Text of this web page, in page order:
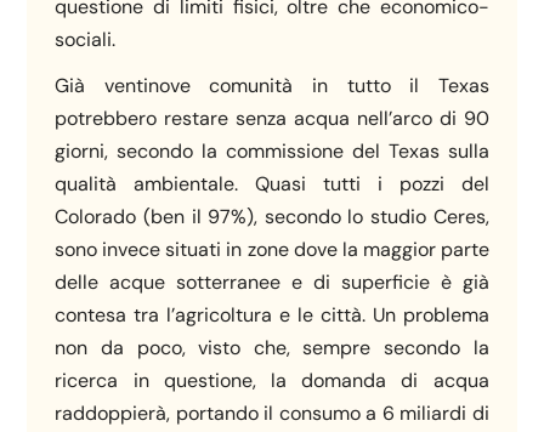
questione di limiti fisici, oltre che economico-
sociali.
Già ventinove comunità in tutto il Texas
potrebbero restare senza acqua nell’arco di 90
giorni, secondo la commissione del Texas sulla
qualità ambientale. Quasi tutti i pozzi del
Colorado (ben il 97%), secondo lo studio Ceres,
sono invece situati in zone dove la maggior parte
delle acque sotterranee e di superficie è già
contesa tra l’agricoltura e le città. Un problema
non da poco, visto che, sempre secondo la
ricerca in questione, la domanda di acqua
raddoppierà, portando il consumo a 6 miliardi di